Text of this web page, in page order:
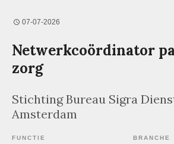
07-07-2026
Netwerkcoördinator
zorg
Stichting Bureau Sigra
Amsterdam
FUNCTIE BRANCHE